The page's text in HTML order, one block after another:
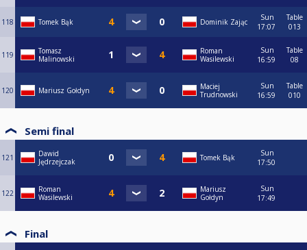
118 Tomek Bąk Dominik Zając
Sun
17:07
Table
013
119
Tomasz
Malinowski
Roman
Wasilewski
Sun
16:59
Table
08
120 Mariusz Gołdyn
Maciej
Trudnowski
Sun
16:59
Table
010
Semi final
121
Dawid
Jędrzejczak
Tomek Bąk
Sun
17:50
122
Roman
Wasilewski
Mariusz
Gołdyn
Sun
17:49
Final